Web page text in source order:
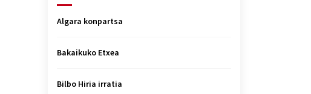
Algara konpartsa
Bakaikuko Etxea
Bilbo Hiria irratia